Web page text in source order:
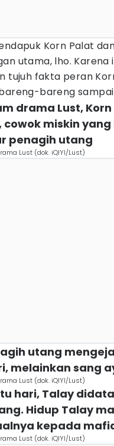
Korn Palat
utama, lho.
tujuh fakta peran
bareng sampai
drama Lust,
cowok miskin
penagih utang
Lust (dok. iQIYI/Lust)
utang
melainkan sang
Lust (dok. iQIYI/Lust)
hari, Talay
Hidup Talay
kepada
Lust (dok. iQIYI/Lust)